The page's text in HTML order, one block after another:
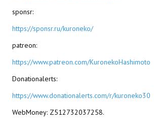
Mass Effect 2
Mass Effect 3
Моды
sponsr:
https://sponsr.ru/kuroneko/
patreon:
https://www.patreon.com/KuronekoHashimoto
Donationalerts:
https://www.donationalerts.com/r/kuroneko30
WebMoney: Z512732037258.